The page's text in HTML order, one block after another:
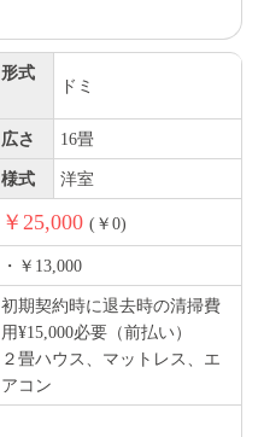
形式
ドミ
広さ 16畳
様式 洋室
￥25,000 (￥0)
・￥13,000
初期契約時に退去時の清掃費
用¥15,000必要（前払い）
２畳ハウス、マットレス、エ
アコン